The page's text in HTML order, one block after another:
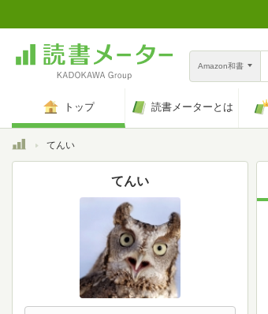
Amazon和書
トップ 読書メーターとは
トップてんい
てんい